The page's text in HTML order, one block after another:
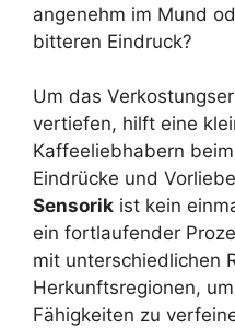
angenehm im Mund
bitteren Eindruck?
Um das
vertiefen, hilft eine
Kaffeeliebhabern
Eindrücke und
Sensorik ist kein
ein fortlaufender
mit unterschiedlichen
Herkunftsregionen,
Fähigkeiten zu